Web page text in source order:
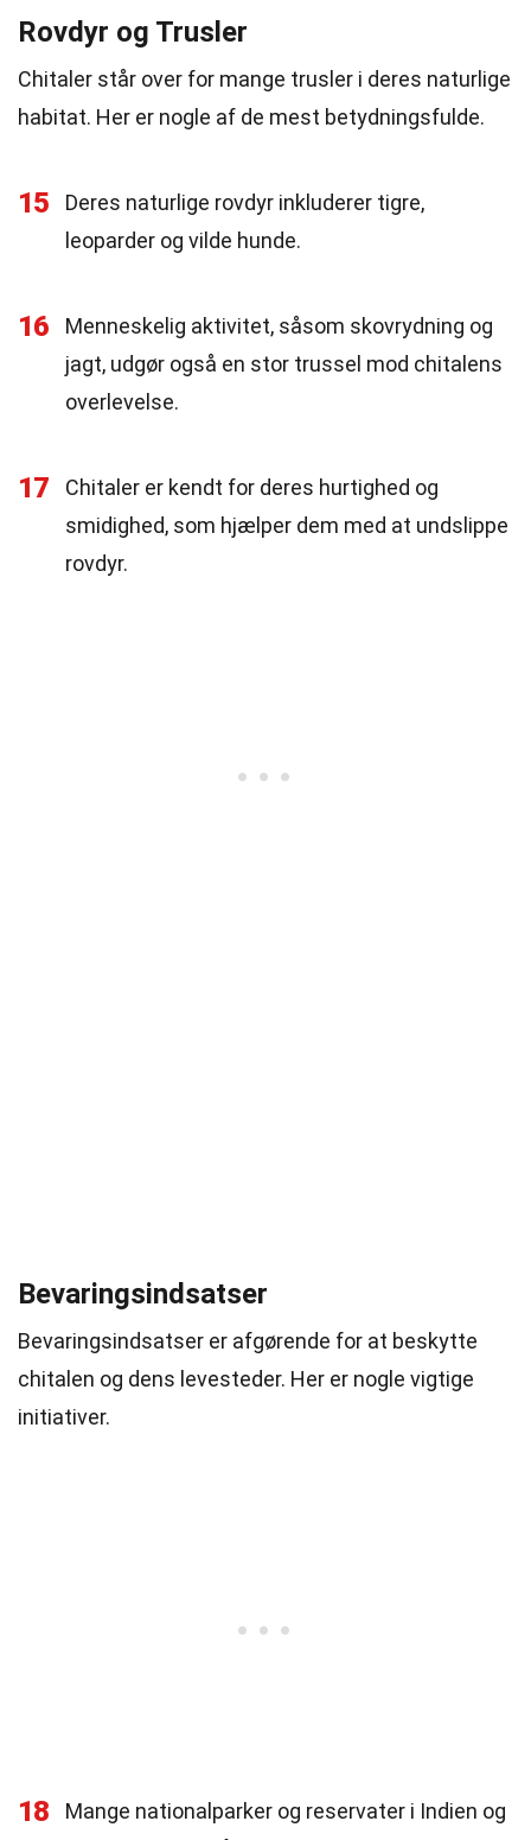
Rovdyr og Trusler
Chitaler står over for mange trusler i deres naturlige
habitat. Her er nogle af de mest betydningsfulde.
15
Deres naturlige rovdyr inkluderer tigre,
leoparder og vilde hunde.
16
Menneskelig aktivitet, såsom skovrydning og
jagt, udgør også en stor trussel mod chitalens
overlevelse.
17
Chitaler er kendt for deres hurtighed og
smidighed, som hjælper dem med at undslippe
rovdyr.
Bevaringsindsatser
Bevaringsindsatser er afgørende for at beskytte
chitalen og dens levesteder. Her er nogle vigtige
initiativer.
18
Mange nationalparker og reservater i Indien og